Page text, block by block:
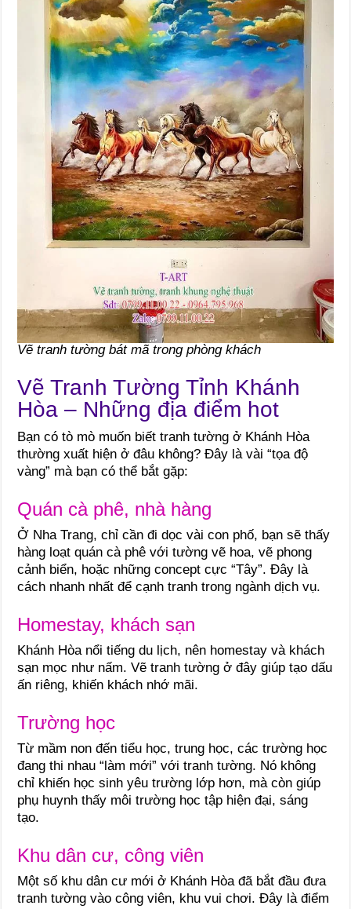
Vẽ tranh tường bát mã trong phòng khách
Vẽ Tranh Tường Tỉnh Khánh
Hòa – Những địa điểm hot
Bạn có tò mò muốn biết tranh tường ở Khánh Hòa
thường xuất hiện ở đâu không? Đây là vài “tọa độ
vàng” mà bạn có thể bắt gặp:
Quán cà phê, nhà hàng
Ở Nha Trang, chỉ cần đi dọc vài con phố, bạn sẽ thấy
hàng loạt quán cà phê với tường vẽ hoa, vẽ phong
cảnh biển, hoặc những concept cực “Tây”. Đây là
cách nhanh nhất để cạnh tranh trong ngành dịch vụ.
Homestay, khách sạn
Khánh Hòa nổi tiếng du lịch, nên homestay và khách
sạn mọc như nấm. Vẽ tranh tường ở đây giúp tạo dấu
ấn riêng, khiến khách nhớ mãi.
Trường học
Từ mầm non đến tiểu học, trung học, các trường học
đang thi nhau “làm mới” với tranh tường. Nó không
chỉ khiến học sinh yêu trường lớp hơn, mà còn giúp
phụ huynh thấy môi trường học tập hiện đại, sáng
tạo.
Khu dân cư, công viên
Một số khu dân cư mới ở Khánh Hòa đã bắt đầu đưa
tranh tường vào công viên, khu vui chơi. Đây là điểm